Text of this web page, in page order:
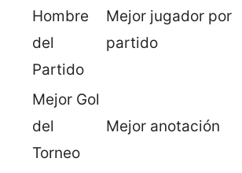
Hombre
del
Partido
Mejor jugador por
partido
Mejor Gol
del
Torneo
Mejor anotación